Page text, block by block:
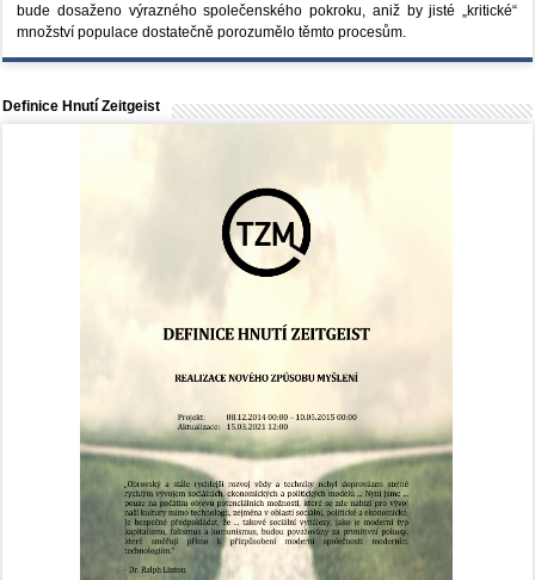
bude dosaženo výrazného společenského pokroku, aniž by jisté „kritické“
množství populace dostatečně porozumělo těmto procesům.
Definice Hnutí Zeitgeist